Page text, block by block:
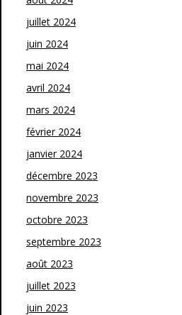
juillet 2024
juin 2024
mai 2024
avril 2024
mars 2024
février 2024
janvier 2024
décembre 2023
novembre 2023
octobre 2023
septembre 2023
août 2023
juillet 2023
juin 2023